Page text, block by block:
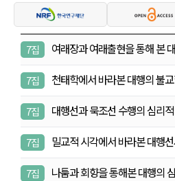
7집
여래장과 여래출현을 통해 본
(충…
7집 천태학에서 바라본 대행의 불
7집
대행선과 묵조선 수행의 심리
대…
7집
밀교적 시각에서 바라본 대행
을…
7집 나툼과 회향을 통해본 대행의